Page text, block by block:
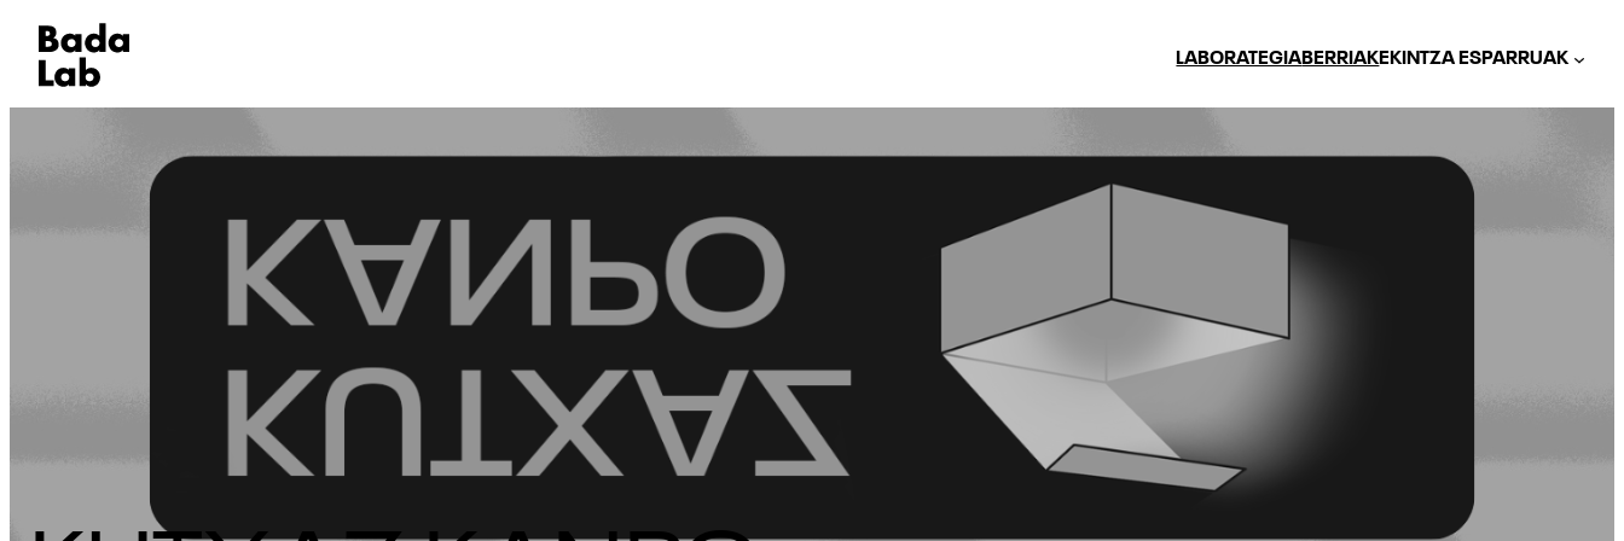
LABORATEGIABERRIAKEKINTZA ESPARRUAK